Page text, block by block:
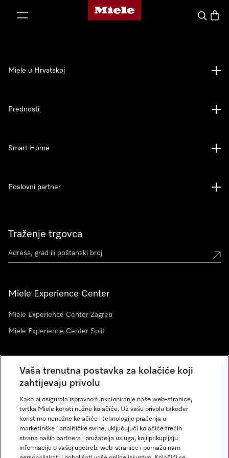
Miele početna stranica
Pretraga
Traženje trgovca
Miele Experience Center
Miele Experience Center Zagreb
Miele Experience Center Split
Newsletter
Miele u Hrvatskoj
Prednosti
Smart Home
Poslovni partner
Vaša trenutna postavka za kolačiće koji
zahtijevaju privolu
Kako bi osigurala ispravno funkcioniranje naše web-stranice,
tvrtka Miele koristi nužne kolačiće. Uz vašu privolu također
koristimo nenužne kolačiće i tehnologije praćenja u
marketinške i analitičke svrhe, uključujući kolačiće trećih
strana naših partnera i pružatelja usluga, koji prikupljaju
informacije o vašoj upotrebi web-stranice i pomažu nam